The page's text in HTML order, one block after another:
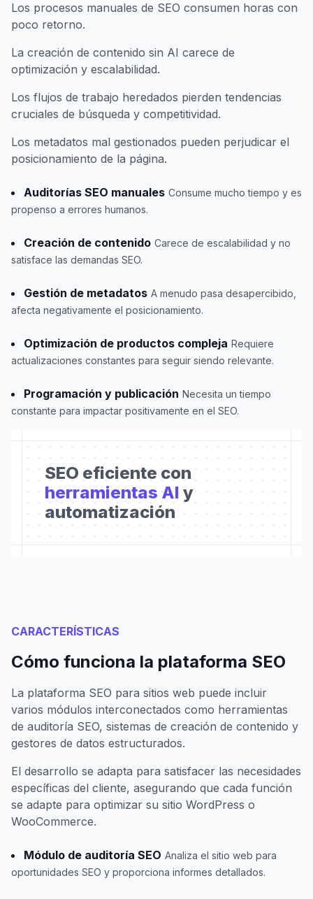
SEO eficiente con
herramientas AI y
automatización
Los procesos manuales de SEO consumen horas con
poco retorno.
La creación de contenido sin AI carece de
optimización y escalabilidad.
Los flujos de trabajo heredados pierden tendencias
cruciales de búsqueda y competitividad.
Los metadatos mal gestionados pueden perjudicar el
posicionamiento de la página.
Auditorías SEO manuales Consume mucho tiempo y es
propenso a errores humanos.
Creación de contenido Carece de escalabilidad y no
satisface las demandas SEO.
Gestión de metadatos A menudo pasa desapercibido,
afecta negativamente el posicionamiento.
Optimización de productos compleja Requiere
actualizaciones constantes para seguir siendo relevante.
Programación y publicación Necesita un tiempo
constante para impactar positivamente en el SEO.
CARACTERÍSTICAS
Cómo funciona la plataforma SEO
La plataforma SEO para sitios web puede incluir
varios módulos interconectados como herramientas
de auditoría SEO, sistemas de creación de contenido y
gestores de datos estructurados.
El desarrollo se adapta para satisfacer las necesidades
específicas del cliente, asegurando que cada función
se adapte para optimizar su sitio WordPress o
WooCommerce.
Módulo de auditoría SEO Analiza el sitio web para
oportunidades SEO y proporciona informes detallados.